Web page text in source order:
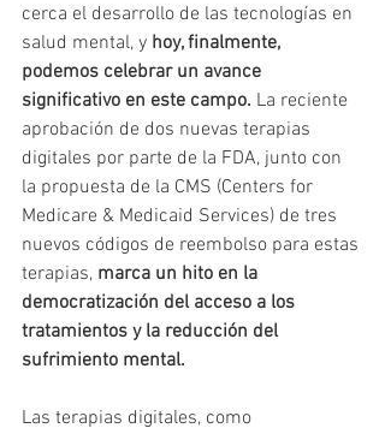
cerca el desarrollo de las tecnologías en
salud mental, y hoy, finalmente,
podemos celebrar un avance
significativo en este campo. La reciente
aprobación de dos nuevas terapias
digitales por parte de la FDA, junto con
la propuesta de la CMS (Centers for
Medicare & Medicaid Services) de tres
nuevos códigos de reembolso para estas
terapias, marca un hito en la
democratización del acceso a los
tratamientos y la reducción del
sufrimiento mental.
Las terapias digitales, como